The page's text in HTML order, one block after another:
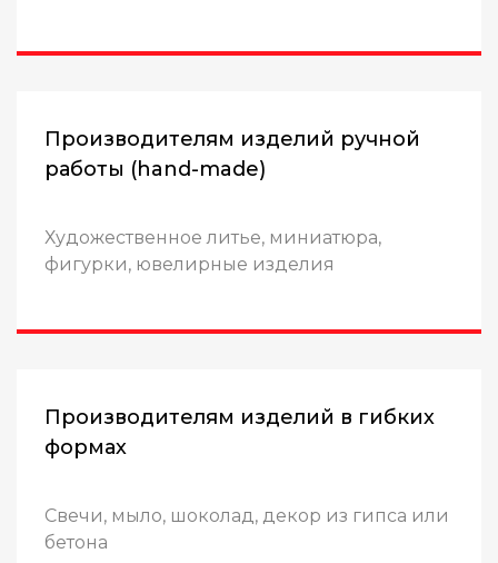
Производителям изделий ручной
работы (hand-made)
Художественное литье, миниатюра,
фигурки, ювелирные изделия
Производителям изделий в гибких
формах
Свечи, мыло, шоколад, декор из гипса или
бетона